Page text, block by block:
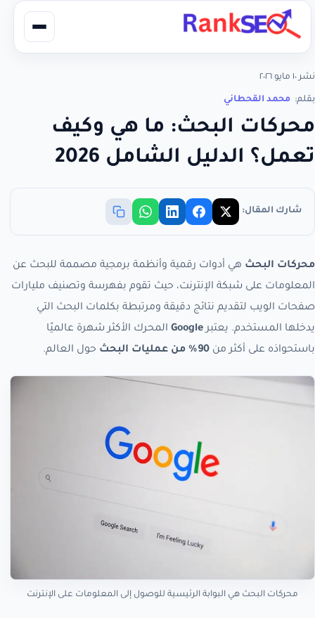
نشر ١٠ مايو ٢٠٢٦
بقلم: محمد القحطاني
محركات البحث: ما هي وكيف
تعمل؟ الدليل الشامل 2026
شارك المقال:
محركات البحث هي أدوات رقمية وأنظمة برمجية مصممة للبحث عن
المعلومات على شبكة الإنترنت، حيث تقوم بفهرسة وتصنيف مليارات
صفحات الويب لتقديم نتائج دقيقة ومرتبطة بكلمات البحث التي
يدخلها المستخدم. يعتبر Google المحرك الأكثر شهرة عالميًا
باستحواذه على أكثر من 90% من عمليات البحث حول العالم.
محركات البحث هي البوابة الرئيسية للوصول إلى المعلومات على الإنترنت